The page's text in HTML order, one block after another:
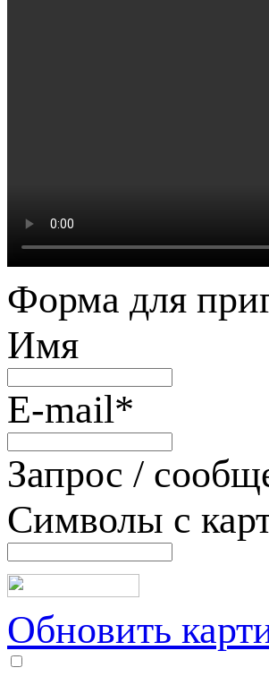
Форма для
Имя
E-mail*
Запрос /
Символы с
Обновить